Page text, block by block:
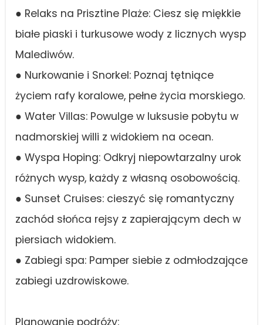
● Relaks na Prisztine Plaże: Ciesz się miękkie
białe piaski i turkusowe wody z licznych wysp
Malediwów.
● Nurkowanie i Snorkel: Poznaj tętniące
życiem rafy koralowe, pełne życia morskiego.
● Water Villas: Powulge w luksusie pobytu w
nadmorskiej willi z widokiem na ocean.
● Wyspa Hoping: Odkryj niepowtarzalny urok
różnych wysp, każdy z własną osobowością.
● Sunset Cruises: cieszyć się romantyczny
zachód słońca rejsy z zapierającym dech w
piersiach widokiem.
● Zabiegi spa: Pamper siebie z odmłodzające
zabiegi uzdrowiskowe.
Planowanie podróży: